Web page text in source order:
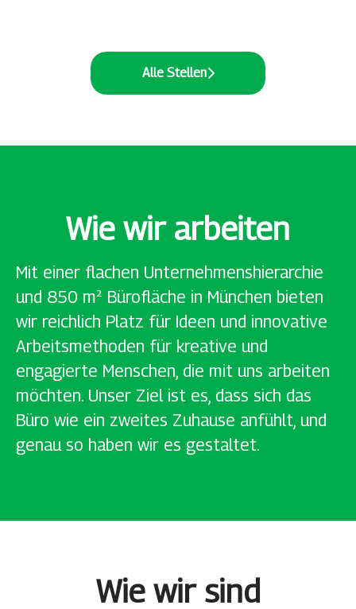
Alle Stellen
Wie wir arbeiten
Mit einer flachen Unternehmenshierarchie
und 850 m² Bürofläche in München bieten
wir reichlich Platz für Ideen und innovative
Arbeitsmethoden für kreative und
engagierte Menschen, die mit uns arbeiten
möchten. Unser Ziel ist es, dass sich das
Büro wie ein zweites Zuhause anfühlt, und
genau so haben wir es gestaltet.
Wie wir sind